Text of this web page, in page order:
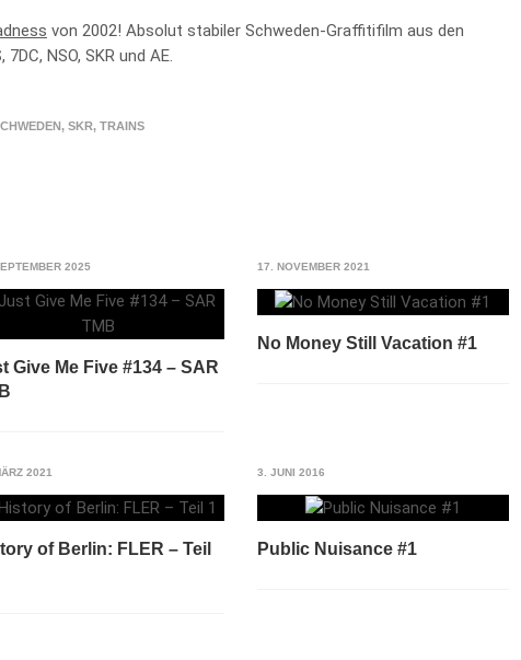
von 2002! Absolut stabiler Schweden-Graffitifilm aus den
NSO, SKR und AE.
, SKR, TRAINS
2025
Give Me Five #134 – SAR
17. NOVEMBER 2021
No Money Still Vacation #1
2021
of Berlin: FLER – Teil
3. JUNI 2016
Public Nuisance #1